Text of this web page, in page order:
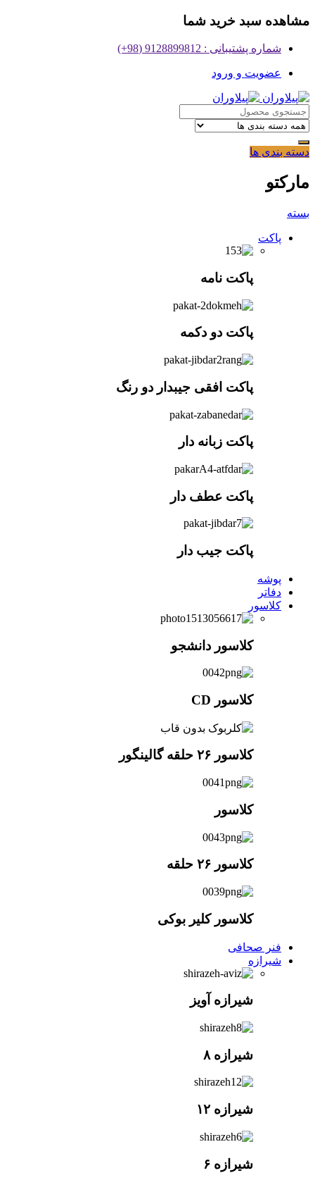
مشاهده سبد خرید شما
شماره پشتیبانی : 9128899812 (98+)
عضویت و ورود
دسته بندی ها
مارکتو
بسته
پاکت
پاکت نامه
پاکت دو دکمه
پاکت افقی جیبدار دو رنگ
پاکت زبانه دار
پاکت عطف دار
پاکت جیب دار
پوشه
دفاتر
کلاسور
کلاسور دانشجو
کلاسور CD
کلاسور ۲۶ حلقه گالینگور
کلاسور
کلاسور ۲۶ حلقه
کلاسور کلیر بوکی
فنر صحافی
شیرازه
شیرازه آویز
شیرازه ۸
شیرازه ۱۲
شیرازه ۶